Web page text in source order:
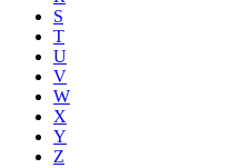
S
T
U
V
W
X
Y
Z